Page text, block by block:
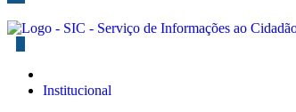
Institucional